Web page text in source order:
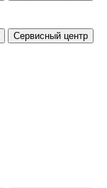
Сервисный центр